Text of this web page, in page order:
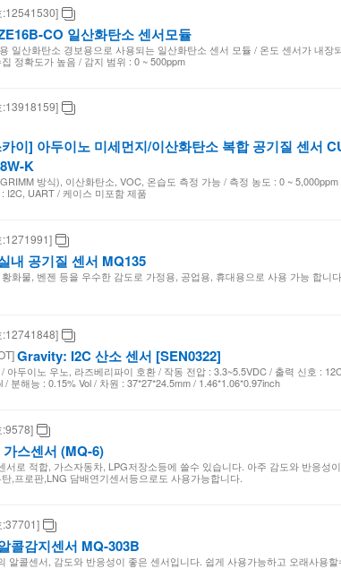
:12541530]
CO 일산화탄소 센서모듈
일산화탄소 경보용으로 사용되는 일산화탄소 센서 모듈 / 온도 센서가 내장
정확도가 높음 / 감지 범위 : 0 ~ 500ppm
:13918159]
이] 아두이노 미세먼지/이산화탄소 복합 공기질 센서
K
방식), 이산화탄소, VOC, 온습도 측정 가능 / 측정 농도 : 0 ~
I2C, UART / 케이스 미포함 제품
:1271991]
내 공기질 센서 MQ135
화물, 벤젠 등을 우수한 감도로 가정용, 공업용, 휴대용으로 사용 가능 합니다.
:12741848]
Gravity: I2C 산소 센서 [SEN0322]
아두이노 우노, 라즈베리파이 호환 / 작동 전압 : 3.3~5.5VDC / 출력 신호 :
/ 분해능 : 0.15% Vol / 차원 : 37*27*24.5mm / 1.46*1.06*0.97inch
:9578]
가스센서 (MQ-6)
서로 적합, 가스자동차, LPG저장소등에 쓸수 있습니다. 아주 감도와 반응성
,프로판,LNG 담배연기센서등으로도 사용가능합니다.
:37701]
콜감지센서 MQ-303B
알콜센서, 감도와 반응성이 좋은 센서입니다. 쉽게 사용가능하고 오래사용할